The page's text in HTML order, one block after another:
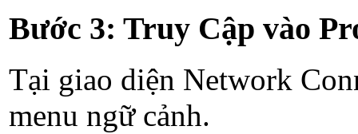
Bước 3: Truy Cập vào
Tại giao diện Network
menu ngữ cảnh.